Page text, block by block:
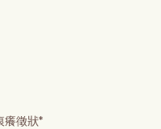
癢徵狀*